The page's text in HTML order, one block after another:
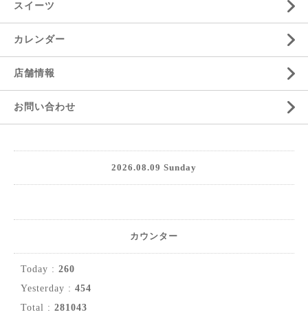
スイーツ
カレンダー
店舗情報
お問い合わせ
2026.08.09 Sunday
カウンター
Today : 260
Yesterday : 454
Total : 281043